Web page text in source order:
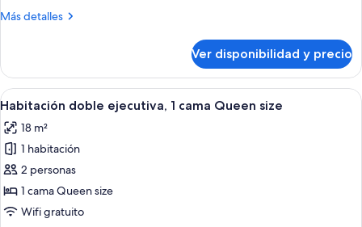
2
Más detalles
Más
ejecutiva
con
2
individuales
Ver disponibilidad y precio
Ver
todas
las
fotos
de
Habitación
doble
Habitación de hotel con cama,
4
Habitación doble ejecutiva, 1 cama Queen size
18 m²
1 habitación
2 personas
1 cama Queen size
Wifi gratuito